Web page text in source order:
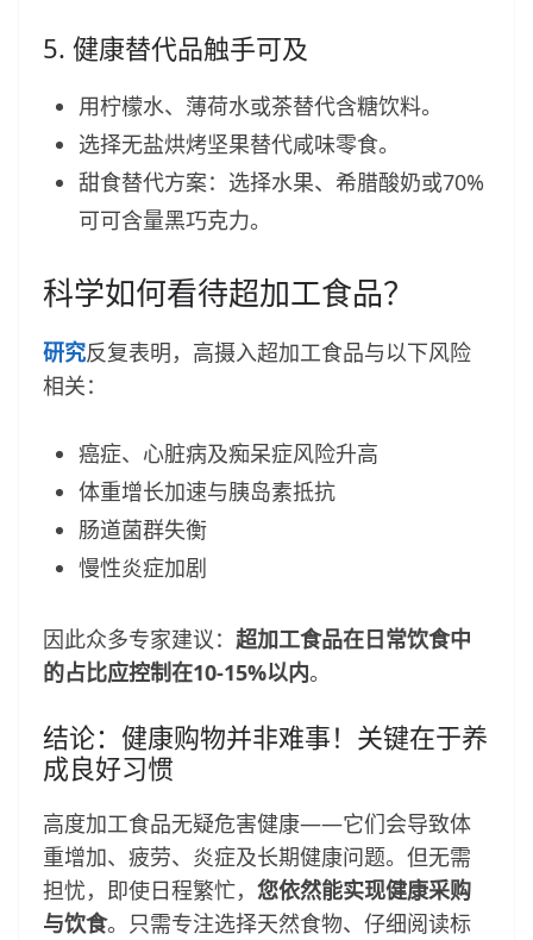
5. 健康替代品触手可及
用柠檬水、薄荷水或茶替代含糖饮料。
选择无盐烘烤坚果替代咸味零食。
甜食替代方案：选择水果、希腊酸奶或70%
可可含量黑巧克力。
科学如何看待超加工食品？
研究反复表明，高摄入超加工食品与以下风险
相关：
癌症、心脏病及痴呆症风险升高
体重增长加速与胰岛素抵抗
肠道菌群失衡
慢性炎症加剧
因此众多专家建议： 超加工食品在日常饮食中
的占比应控制在10-15%以内。
结论：健康购物并非难事！关键在于养
成良好习惯
高度加工食品无疑危害健康——它们会导致体
重增加、疲劳、炎症及长期健康问题。但无需
担忧，即使日程繁忙， 您依然能实现健康采购
与饮食。只需专注选择天然食物、仔细阅读标